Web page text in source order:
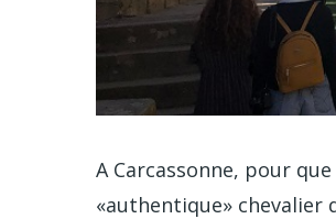
A Carcassonne, pour
«authentique» chevalier